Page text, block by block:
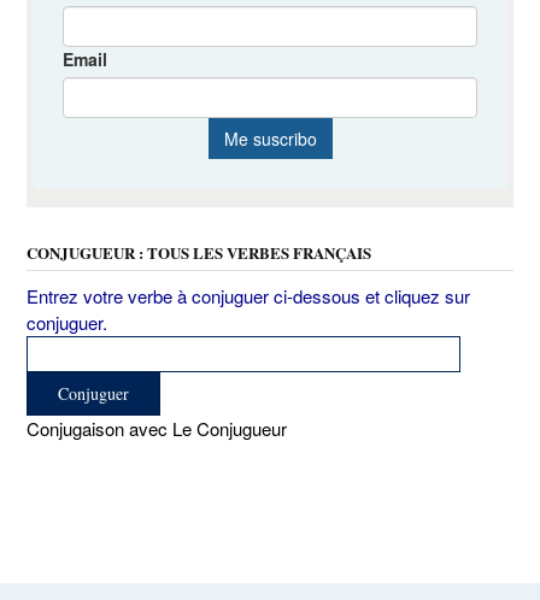
CONJUGUEUR : TOUS LES VERBES FRANÇAIS
Entrez votre verbe à conjuguer ci-dessous et cliquez sur
conjuguer.
Conjugaison avec Le Conjugueur